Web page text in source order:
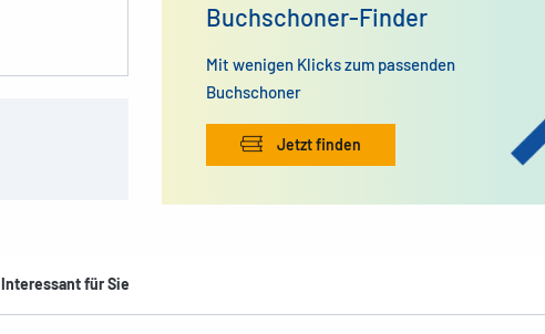
Buchschoner-Finder
Mit wenigen Klicks zum passenden
Buchschoner
Jetzt finden
Interessant für Sie